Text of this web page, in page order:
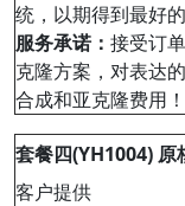
统，以期得到最好的
服务承诺： 接受订
克隆方案，对表达
合成和亚克隆费用！
套餐四(YH1004)
客户提供